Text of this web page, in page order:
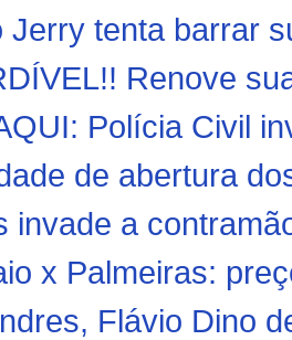
Jerry tenta barrar
Renove
Polícia Civil
de abertura
invade a
x Palmeiras:
Flávio Dino